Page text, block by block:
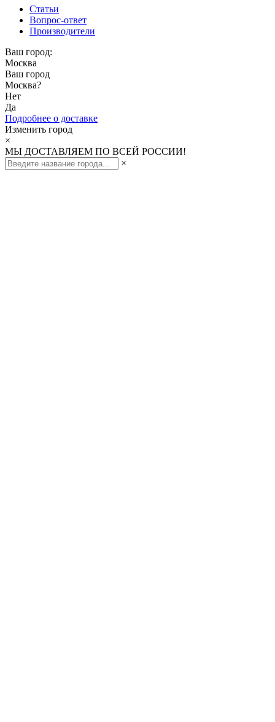
Статьи
Вопрос-ответ
Производители
Ваш город:
Москва
Ваш город
Москва?
Нет
Да
Подробнее о доставке
Изменить город
×
МЫ ДОСТАВЛЯЕМ ПО ВСЕЙ РОССИИ!
×